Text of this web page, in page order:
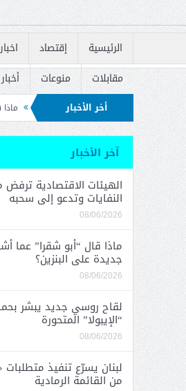
الرئيسية إقتصاد
مقابلات
منوعات
أخر الأخبار إلى سحبه ماذا قال “أبو شقرا” عما
في إعادة إطلاق القروض السكنية
آخر الأخبار
الهيئات الاقتصادية
النفايات وتدعو إلى سحبه
08/06/2026
ماذا قال “أبو شقرا” عما
جديدة على البنزين؟
08/06/2026
لقاح روسي جديد يبشر
“الإيبولا” المتحورة
08/06/2026
من القائمة الرمادية